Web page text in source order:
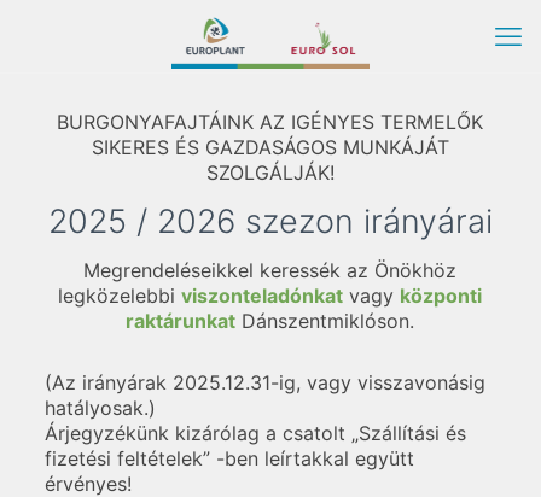
BURGONYAFAJTÁINK AZ IGÉNYES TERMELŐK
SIKERES ÉS GAZDASÁGOS MUNKÁJÁT
SZOLGÁLJÁK!
2025 / 2026 szezon irányárai
Megrendeléseikkel keressék az Önökhöz
legközelebbiviszonteladónkat vagy központi
raktárunkat Dánszentmiklóson.
(Az irányárak 2025.12.31-ig, vagy visszavonásig
hatályosak.)
Árjegyzékünk kizárólag a csatolt „Szállítási és
fizetési feltételek” -ben leírtakkal együtt
érvényes!